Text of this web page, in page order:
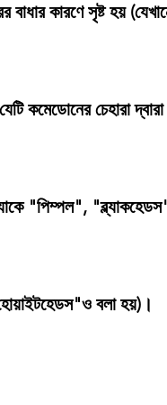
বাধার কারণে সৃষ্ট হয়
কমেডোনের চেহারা
"পিম্পল",
বলা হয়)।